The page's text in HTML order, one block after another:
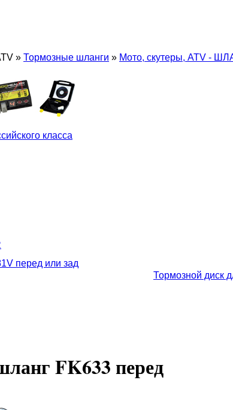
» Тормозные шланги » Мото, скутеры, ATV -
класса
перед или зад
Тормозной диск
FK633 перед